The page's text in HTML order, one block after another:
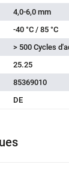
4,0-6,0 mm
-40 °C / 85 °C
> 500 Cycles
25.25
85369010
DE